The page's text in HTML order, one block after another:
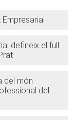
defineix el full
del món
del